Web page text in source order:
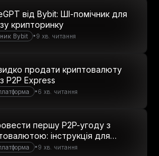
Bybit •9 хв. читання
від Bybit: ШІ-помічник для
крипторинку
•6 хв. читання
продати криптовалюту
P2P Express
•9 хв. читання
першу P2P-угоду з
інструкція для